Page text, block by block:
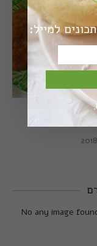
טבעוניות
No any image
למייל: